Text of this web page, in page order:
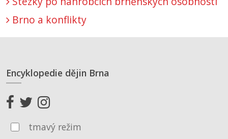
Brno a konflikty
Encyklopedie dějin Brna
tmavý režim